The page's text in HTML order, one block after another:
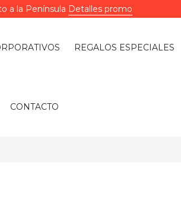
a la Península Detalles promo
REGALOS ESPECIALES
CONTACTO